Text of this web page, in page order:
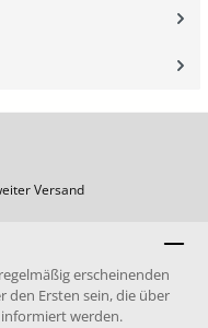
Versand
erscheinenden
den Ersten sein, die über
werden.